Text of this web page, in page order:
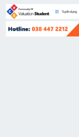
d
s
t
t
đ